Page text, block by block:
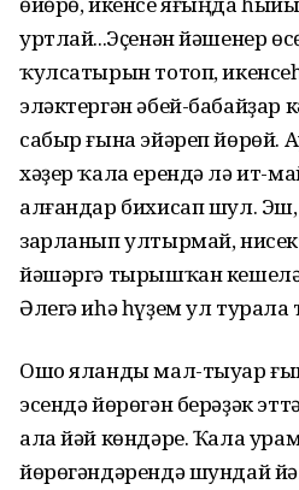
уртлай...Эҫенән йәшенер
ҡулсатырын тотоп,
эләктергән әбей-бабайҙар
сабыр ғына эйәреп йөрөй.
хәҙер ҡала ерендә лә ит-
алғандар бихисап шул.
зарланып ултырмай,
йәшәргә тырышҡан
Әлегә иһә һүҙем ул турала
Ошо яланды мал-тыуар
эсендә йөрөгән берәҙәк
ала йәй көндәре. Ҡала
йөрөгәндәрендә шундай